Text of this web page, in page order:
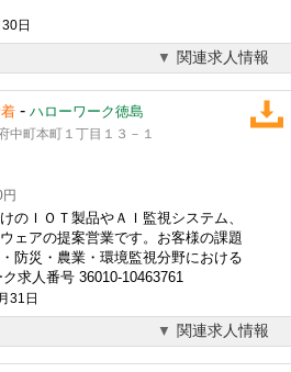
日
関連求人情報
- ハローワーク徳島
町本町１丁目１３－１
の ＩＯＴ 製品やＡＩ監視システム、
ェアの提案営業です。お客様の課題
防災・農業・環境監視分野における
求人番号 36010-10463761
31日
関連求人情報